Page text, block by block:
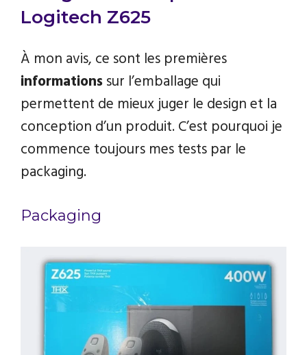
Logitech Z625
À mon avis, ce sont les premières
informationssur l’emballage qui
permettent de mieux juger le design et la
conception d’un produit. C’est pourquoi je
commence toujours mes tests par le
packaging.
Packaging